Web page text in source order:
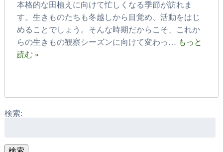
本格的な田植えに向けて忙しくなる季節が訪れま
す。生きものたちも冬越しから目覚め、活動をはじ
めることでしょう。そんな時期だからこそ、これか
らの生きもの観察シーズンに向けて変わっ… もっと
読む »
検索: